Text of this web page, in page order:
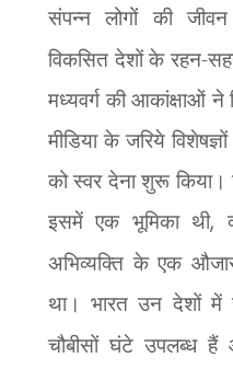
संपन्न लोगों की
विकसित देशों के रहन-
मध्यवर्ग की आकांक्षाओं
मीडिया के जरिये
को स्वर देना शुरू
इसमें एक भूमिका थी,
अभिव्यक्ति के एक
था। भारत उन देशों
चौबीसों घंटे उपलब्ध हैं